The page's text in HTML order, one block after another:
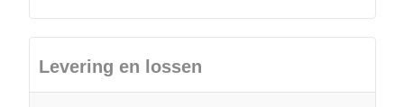
Levering en lossen